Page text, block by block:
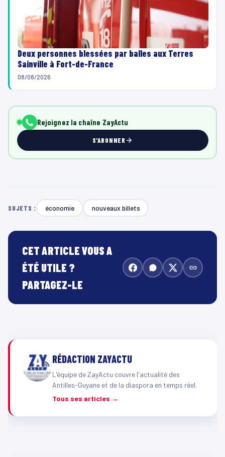
Deux personnes blessées par balles aux Terres
Sainville à Fort-de-France
08/08/2026
Rejoignez la chaîne ZayActu
S'ABONNER
SUJETS : économie nouveaux billets
CET ARTICLE VOUS A
ÉTÉ UTILE ?
PARTAGEZ-LE
RÉDACTION ZAYACTU
L'équipe de ZayActu couvre l'actualité des
Antilles-Guyane et de la diaspora en temps réel.
Tous ses articles →